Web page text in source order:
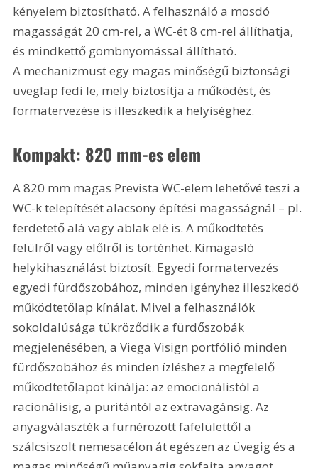
kényelem biztosítható. A felhasználó a mosdó
magasságát 20 cm-rel, a WC-ét 8 cm-rel állíthatja,
és mindkettő gombnyomással állítható.
A mechanizmust egy magas minőségű biztonsági
üveglap fedi le, mely biztosítja a működést, és
formatervezése is illeszkedik a helyiséghez.
Kompakt: 820 mm-es elem
A 820 mm magas Prevista WC-elem lehetővé teszi a
WC-k telepítését alacsony építési magasságnál – pl.
ferdetető alá vagy ablak elé is. A működtetés
felülről vagy előlről is történhet. Kimagasló
helykihasználást biztosít. Egyedi formatervezés
egyedi fürdőszobához, minden igényhez illeszkedő
működtetőlap kínálat. Mivel a felhasználók
sokoldalúsága tükröződik a fürdőszobák
megjelenésében, a Viega Visign portfólió minden
fürdőszobához és minden ízléshez a megfelelő
működtetőlapot kínálja: az emocioná­listól a
racionálisig, a puritántól az extravagánsig. Az
anyagválaszték a furnérozott fafelülettől a
szálcsiszolt nemesacélon át egészen az üvegig és a